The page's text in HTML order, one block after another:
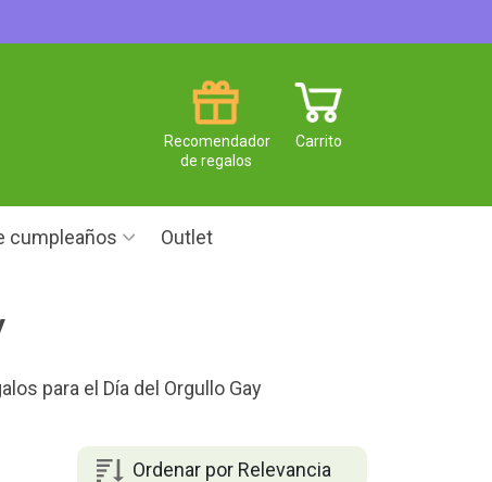
Carrito
Recomendador
de regalos
cumpleaños Outlet
para el Día del Orgullo Gay
Ordenar por Relevancia